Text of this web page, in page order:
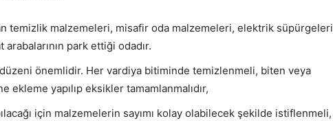
temizlik malzemeleri, misafir oda malzemeleri, elektrik süpürgeleri
park ettiği odadır.
önemlidir. Her vardiya bitiminde temizlenmeli, biten veya
ekleme yapılıp eksikler tamamlanmalıdır,
için malzemelerin sayımı kolay olabilecek şekilde istiflenmeli,